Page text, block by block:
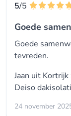
5/5
Goede
Goede
tevreden.
Jaan uit
Deiso
24 november